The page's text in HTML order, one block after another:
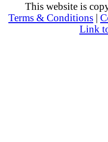
This website is
Terms & Conditions
Link